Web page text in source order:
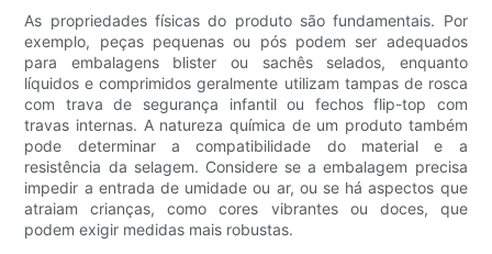
As propriedades físicas do produto são fundamentais. Por
exemplo, peças pequenas ou pós podem ser adequados
para embalagens blister ou sachês selados, enquanto
líquidos e comprimidos geralmente utilizam tampas de rosca
com trava de segurança infantil ou fechos flip-top com
travas internas. A natureza química de um produto também
pode determinar a compatibilidade do material e a
resistência da selagem. Considere se a embalagem precisa
impedir a entrada de umidade ou ar, ou se há aspectos que
atraiam crianças, como cores vibrantes ou doces, que
podem exigir medidas mais robustas.